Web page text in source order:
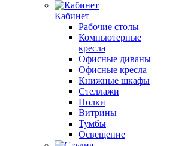
Кабинет
Рабочие столы
Компьютерные
кресла
Офисные диваны
Офисные кресла
Книжные шкафы
Стеллажи
Полки
Витрины
Тумбы
Освещение